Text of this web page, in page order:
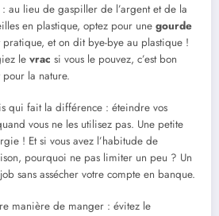
au lieu de gaspiller de l’argent et de la
en plastique, optez pour une gourde
pratique, et on dit bye-bye au plastique !
le vrac si vous le pouvez, c’est bon
la nature.
qui fait la différence : éteindre vos
vous ne les utilisez pas. Une petite
! Et si vous avez l’habitude de
pourquoi ne pas limiter un peu ? Un
sans assécher votre compte en banque.
manière de manger : évitez le